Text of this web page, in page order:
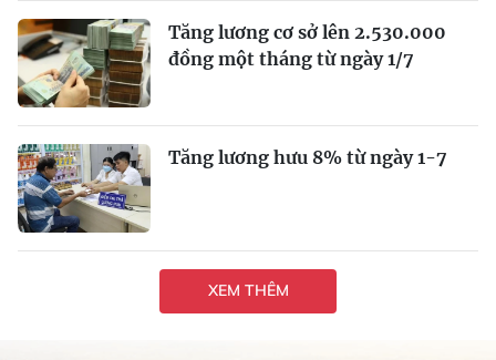
Tăng lương cơ sở lên 2.530.000
đồng một tháng từ ngày 1/7
Tăng lương hưu 8% từ ngày 1-7
XEM THÊM